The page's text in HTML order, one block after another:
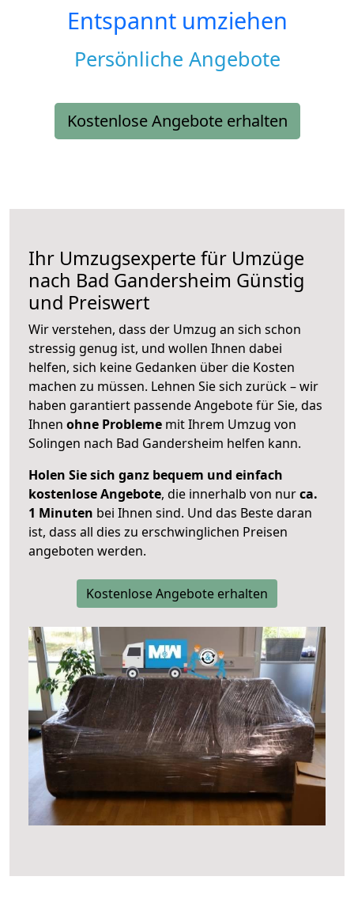
Entspannt umziehen
Persönliche Angebote
Kostenlose Angebote erhalten
Ihr Umzugsexperte für Umzüge
nach Bad Gandersheim Günstig
und Preiswert
Wir verstehen, dass der Umzug an sich schon
stressig genug ist, und wollen Ihnen dabei
helfen, sich keine Gedanken über die Kosten
machen zu müssen. Lehnen Sie sich zurück – wir
haben garantiert passende Angebote für Sie, das
Ihnen ohne Probleme mit Ihrem Umzug von
Solingen nach Bad Gandersheim helfen kann.
Holen Sie sich ganz bequem und einfach
kostenlose Angebote, die innerhalb von nurca.
1 Minuten bei Ihnen sind. Und das Beste daran
ist, dass all dies zu erschwinglichen Preisen
angeboten werden.
Kostenlose Angebote erhalten